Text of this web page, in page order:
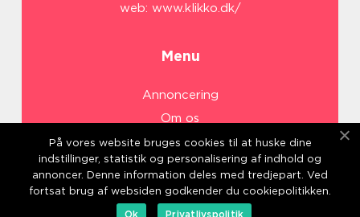
web: www.klikko.dk/
Menu
Annoncering
Om os
Cookies
Kontakt os
Sitemap
På vores website bruges cookies til at huske dine
indstillinger, statistik og personalisering af indhold og
annoncer. Denne information deles med tredjepart. Ved
fortsat brug af websiden godkender du cookiepolitikken.
Ok
Privatlivspolitik